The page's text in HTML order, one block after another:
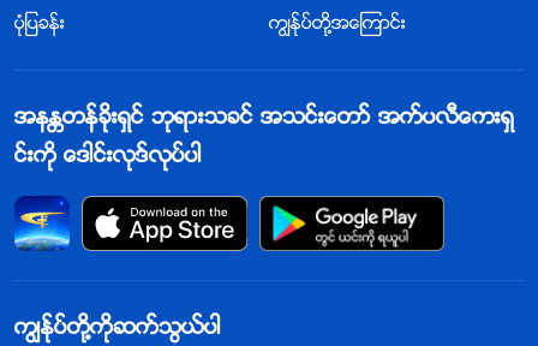
ပုံျပခန္း ကြၽန္ုပ္တို႔အေၾကာင္း
အနႏၲတန္ခိုးရွင္ ဘုရားသခင္ အသင္းေတာ္ အက္ပလီေကးရွ
င္းကို ေဒါင္းလုဒ္လုပ္ပါ
ကြၽန္ုပ္တို႔ကိုဆက္သြယ္ပါ